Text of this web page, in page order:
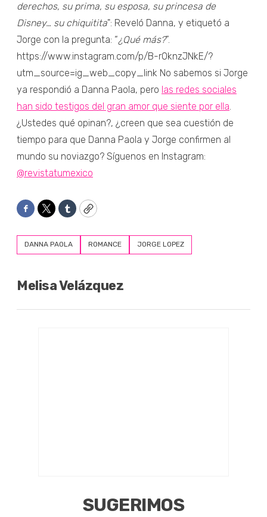
derechos, su prima, su esposa, su princesa de
Disney… su chiquitita": Reveló Danna, y etiquetó a
Jorge con la pregunta: “¿Qué más?”.
https://www.instagram.com/p/B-r0knzJNkE/?
utm_source=ig_web_copy_link No sabemos si Jorge
ya respondió a Danna Paola, pero las redes sociales
han sido testigos del gran amor que siente por ella.
¿Ustedes qué opinan?, ¿creen que sea cuestión de
tiempo para que Danna Paola y Jorge confirmen al
mundo su noviazgo? Síguenos en Instagram:
@revistatumexico
Facebook
TwitterTumblrCopy
DANNA PAOLA ROMANCE JORGE LOPEZ
Melisa Velázquez
SUGERIMOS